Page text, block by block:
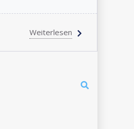
Weiterlesen